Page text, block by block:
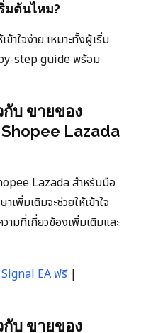
มต้นไหม?
าใจง่าย เหมาะทั้งผู้เริ่ม
step guide พร้อม
กับ ขายของ
Lazada
Lazada สำหรับมือ
พิ่มเติมจะช่วยให้เข้าใจ
ามที่เกี่ยวข้องเพิ่มเติมและ
EA ฟรี|
กับ ขายของ